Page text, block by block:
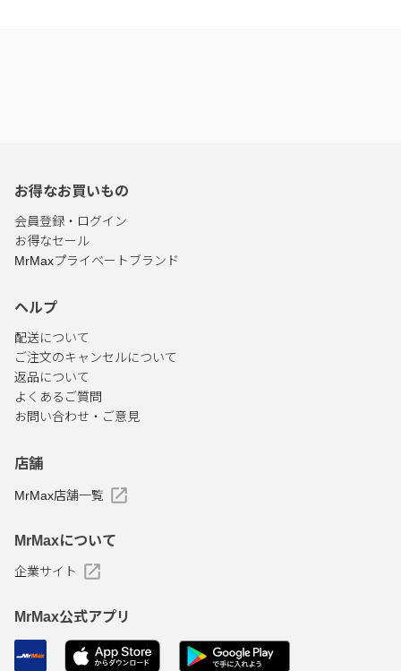
お得なお買いもの
会員登録・ログイン
お得なセール
MrMaxプライベートブランド
ヘルプ
配送について
ご注文のキャンセルについて
返品について
よくあるご質問
お問い合わせ・ご意見
店舗
MrMax店舗一覧
MrMaxについて
企業サイト
MrMax公式アプリ